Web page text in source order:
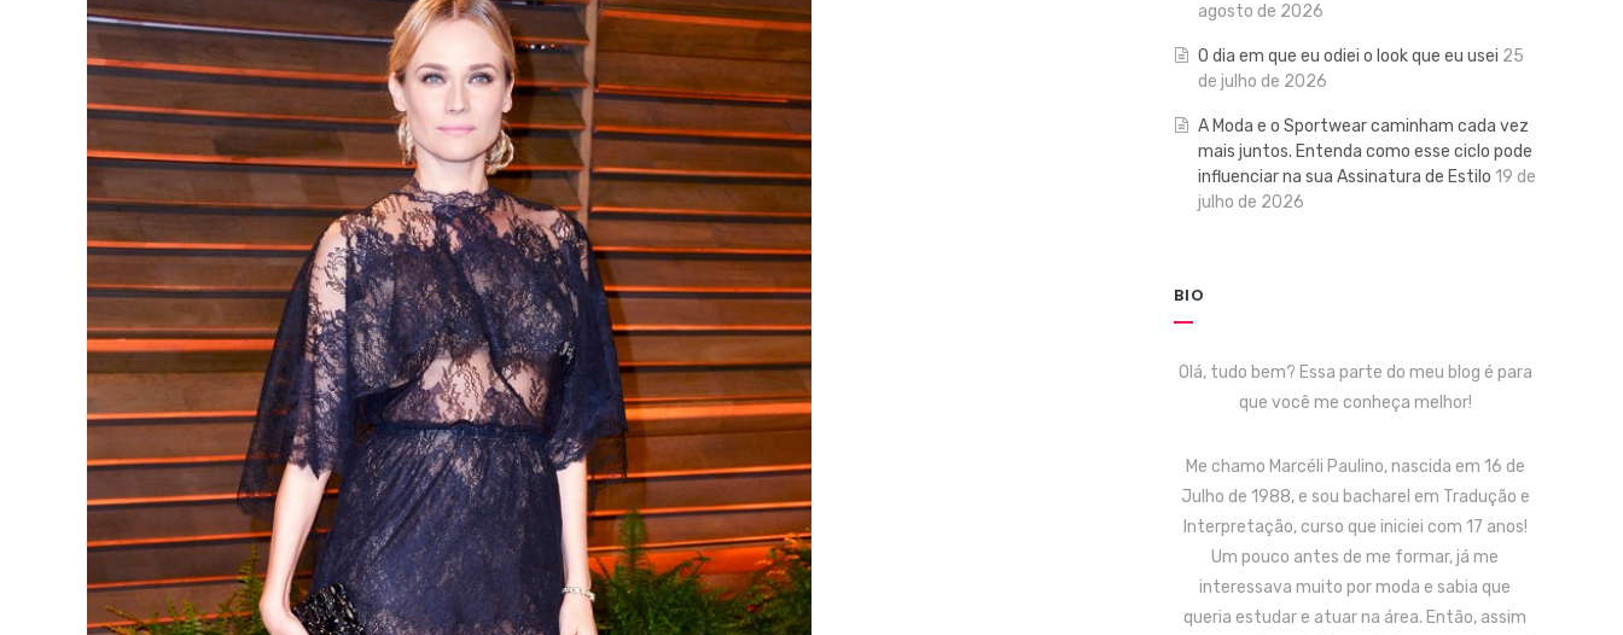
agosto de 2026
O dia em que eu odiei o look que eu usei 25
de julho de 2026
A Moda e o Sportwear caminham cada vez
mais juntos. Entenda como esse ciclo pode
influenciar na sua Assinatura de Estilo 19 de
julho de 2026
BIO
Olá, tudo bem? Essa parte do meu blog é para
que você me conheça melhor!
Me chamo Marcéli Paulino, nascida em 16 de
Julho de 1988, e sou bacharel em Tradução e
Interpretação, curso que iniciei com 17 anos!
Um pouco antes de me formar, já me
interessava muito por moda e sabia que
queria estudar e atuar na área. Então, assim